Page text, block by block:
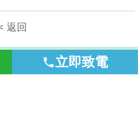
返回
立即致電
途。若因錯漏而引致任何不便或損
產概不負責。